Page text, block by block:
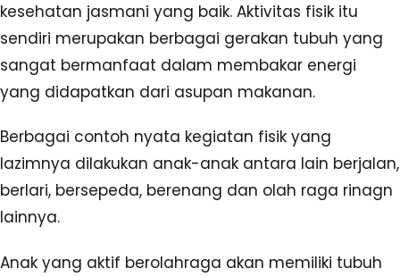
kesehatan jasmani yang baik. Aktivitas fisik itu
sendiri merupakan berbagai gerakan tubuh yang
sangat bermanfaat dalam membakar energi
yang didapatkan dari asupan makanan.
Berbagai contoh nyata kegiatan fisik yang
lazimnya dilakukan anak-anak antara lain berjalan,
berlari, bersepeda, berenang dan olah raga rinagn
lainnya.
Anak yang aktif berolahraga akan memiliki tubuh